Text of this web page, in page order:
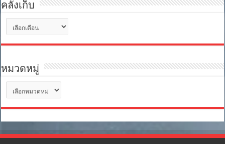
คลังเก็บ
เก็บ
หมวดหมู่
หมู่